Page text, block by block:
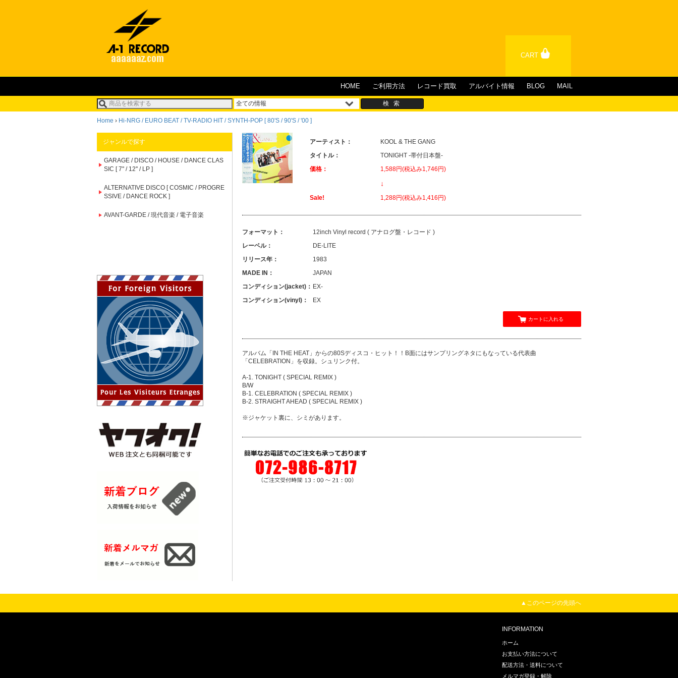
CART
HOME ご利用方法 レコード買取 アルバイト情報 BLOG MAIL
Home › Hi-NRG / EURO BEAT / TV-RADIO HIT / SYNTH-POP [ 80'S / 90'S / '00 ]
ジャンルで探す
GARAGE / DISCO / HOUSE / DANCE CLAS
SIC [ 7'' / 12'' / LP ]
ALTERNATIVE DISCO [ COSMIC / PROGRE
SSIVE / DANCE ROCK ]
AVANT-GARDE / 現代音楽 / 電子音楽
アーティスト：
KOOL & THE GANG
タイトル：
TONIGHT -帯付日本盤-
価格：
1,588円(税込み1,746円)
↓
Sale! 1,288円(税込み1,416円)
フォーマット：
12inch Vinyl record ( アナログ盤・レコード )
レーベル：
DE-LITE
リリース年：
1983
MADE IN：
JAPAN
コンディション(jacket)： EX-
コンディション(vinyl)：
EX
カートに入れる
アルバム「IN THE HEAT」からの80Sディスコ・ヒット！！B面にはサンプリングネタにもなっている代表曲
「CELEBRATION」を収録。シュリンク付。
A-1. TONIGHT ( SPECIAL REMIX )
B/W
B-1. CELEBRATION ( SPECIAL REMIX )
B-2. STRAIGHT AHEAD ( SPECIAL REMIX )
※ジャケット裏に、シミがあります。
▲このページの先頭へ
INFORMATION
ホーム
お支払い方法について
配送方法・送料について
メルマガ登録・解除